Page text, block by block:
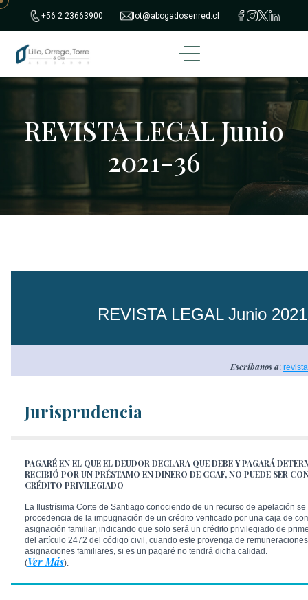
+56 2 23663900 lot@abogadosenred.cl
REVISTA LEGAL Junio
2021-36
REVISTA LEGAL Junio
Escríbanos a:
Jurisprudencia
PAGARÉ EN EL QUE EL DEUDOR DECLARA QUE DEBE Y PAGARÁ
RECIBIÓ POR UN PRÉSTAMO EN DINERO DE CCAF, NO PUEDE SER
CRÉDITO PRIVILEGIADO
La Ilustrísima Corte de Santiago conociendo de un recurso de apelación
procedencia de la impugnación de un crédito verificado por una caja de
asignación familiar, indicando que solo será un crédito privilegiado de
del artículo 2472 del código civil, cuando este provenga de
asignaciones familiares, si es un pagaré no tendrá dicha calidad.
(Ver Más).